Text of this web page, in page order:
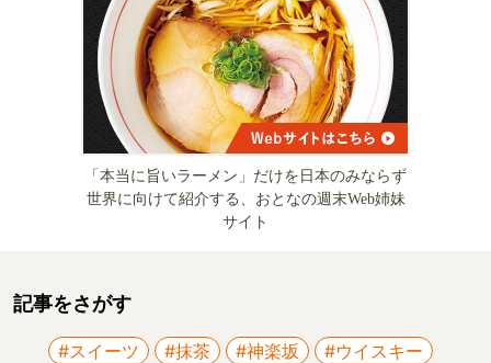
「本当に旨いラーメン」だけを日本のみならず
世界に向けて紹介する、おとなの週末Web姉妹
サイト
記事をさがす
#スイーツ #抹茶 #神楽坂
#ウイスキー